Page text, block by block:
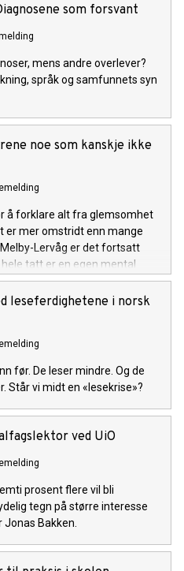
som forsvant
mens andre overlever?
språk og samfunnets syn
noe som kanskje ikke
å forklare alt fra glemsomhet
er mer omstridt enn mange
Lervåg er det fortsatt
tatt er en egen mental
leseferdighetene i norsk
før. De leser mindre. Og de
Står vi midt en «lesekrise»?
ved UiO
prosent flere vil bli
tegn på større interesse
Bakken.